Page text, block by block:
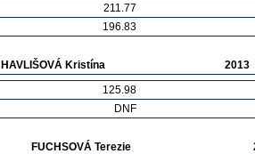
211.77
196.83
HAVLIŠOVÁ Kristína
2013
125.98
DNF
FUCHSOVÁ Terezie